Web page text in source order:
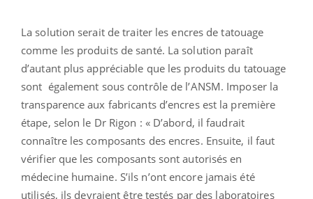
La solution serait de traiter les encres de tatouage
comme les produits de santé. La solution paraît
d’autant plus appréciable que les produits du tatouage
sont également sous contrôle de l’ANSM. Imposer la
transparence aux fabricants d’encres est la première
étape, selon le Dr Rigon : « D’abord, il faudrait
connaître les composants des encres. Ensuite, il faut
vérifier que les composants sont autorisés en
médecine humaine. S’ils n’ont encore jamais été
utilisés, ils devraient être testés par des laboratoires